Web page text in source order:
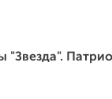
"Звезда".